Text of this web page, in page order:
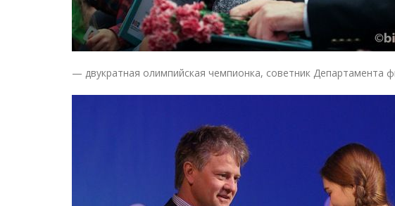
— двукратная олимпийская чемпионка, советник Департамента